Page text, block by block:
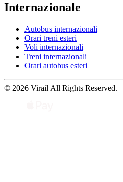
Internazionale
Autobus internazionali
Orari treni esteri
Voli internazionali
Treni internazionali
Orari autobus esteri
© 2026 Virail All Rights Reserved.